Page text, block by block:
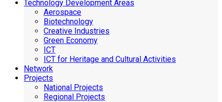
Technology Development Areas
Aerospace
Biotechnology
Creative Industries
Green Economy
ICT
ICT for Heritage and Cultural Activities
Network
Projects
National Projects
Regional Projects